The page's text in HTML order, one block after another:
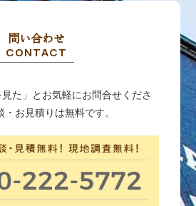
問い合わせ
CONTACT
見た」とお気軽にお問合せくださ
・お見積りは無料です。